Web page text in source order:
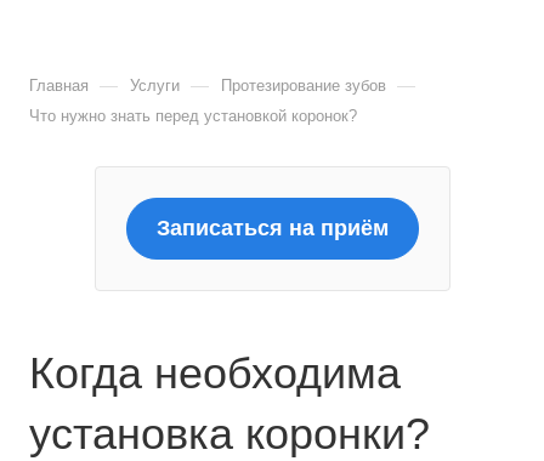
Главная — Услуги — Протезирование зубов —
Что нужно знать перед установкой коронок?
Записаться на приём
Когда необходима
установка коронки?